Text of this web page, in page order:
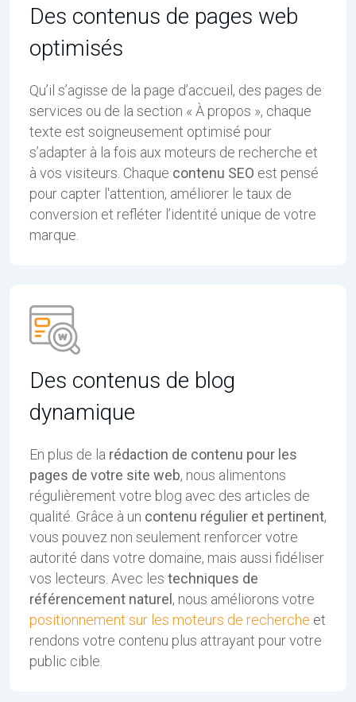
Des contenus de pages web
optimisés
Qu’il s’agisse de la page d’accueil, des pages de
services ou de la section « À propos », chaque
texte est soigneusement optimisé pour
s’adapter à la fois aux moteurs de recherche et
à vos visiteurs. Chaque contenu SEO est pensé
pour capter l'attention, améliorer le taux de
conversion et refléter l’identité unique de votre
marque.
Des contenus de blog
dynamique
En plus de la rédaction de contenu pour les
pages de votre site web, nous alimentons
régulièrement votre blog avec des articles de
qualité. Grâce à un contenu régulier et pertinent,
vous pouvez non seulement renforcer votre
autorité dans votre domaine, mais aussi fidéliser
vos lecteurs. Avec les techniques de
référencement naturel , nous améliorons votre
positionnement sur les moteurs de recherche et
rendons votre contenu plus attrayant pour votre
public cible.